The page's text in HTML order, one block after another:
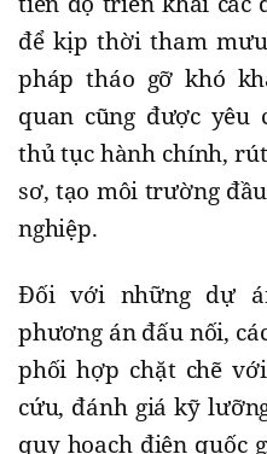
để kịp thời tham
pháp tháo gỡ khó
quan cũng được yêu
thủ tục hành chính,
sơ, tạo môi trường
nghiệp.
Đối với những dự
phương án đấu nối,
phối hợp chặt chẽ
cứu, đánh giá kỹ
quy hoạch điện quốc